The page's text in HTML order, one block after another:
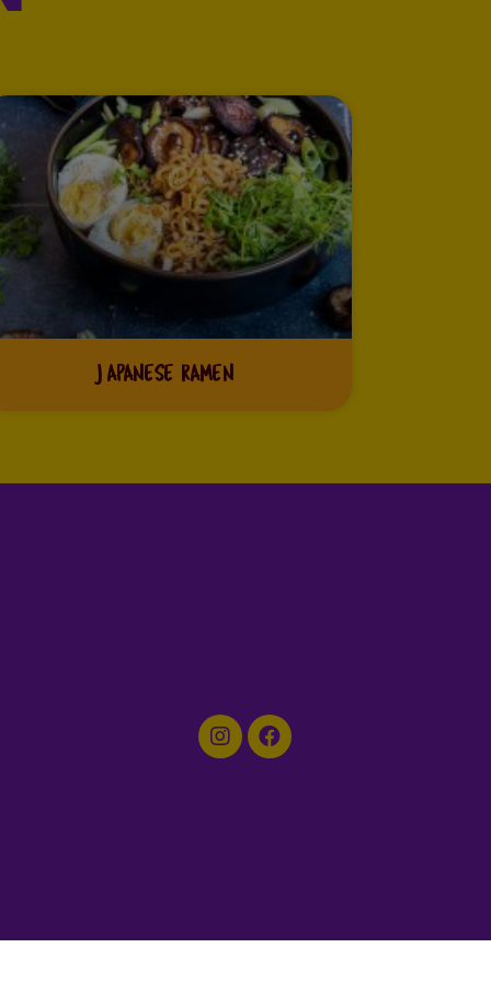
JAPANESE RAMEN